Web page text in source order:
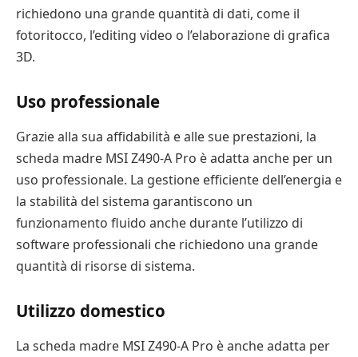
richiedono una grande quantità di dati, come il
fotoritocco, l’editing video o l’elaborazione di grafica
3D.
Uso professionale
Grazie alla sua affidabilità e alle sue prestazioni, la
scheda madre MSI Z490-A Pro è adatta anche per un
uso professionale. La gestione efficiente dell’energia e
la stabilità del sistema garantiscono un
funzionamento fluido anche durante l’utilizzo di
software professionali che richiedono una grande
quantità di risorse di sistema.
Utilizzo domestico
La scheda madre MSI Z490-A Pro è anche adatta per